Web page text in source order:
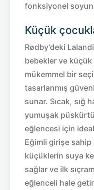
fonksiyonel
Küçük
Rødby’deki
bebekler ve
mükemmel bir
tasarlanmış
sunar. Sıcak, sığ
yumuşak
eğlencesi için
Eğimli girişe
küçüklerin suya
sağlar ve ilk
eğlenceli hale